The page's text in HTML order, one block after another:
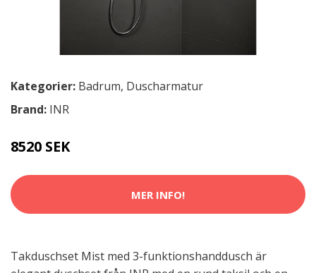
Kategorier: Badrum, Duscharmatur
Brand: INR
8520 SEK
MER INFO!
Takduschset Mist med 3-funktionshanddusch är